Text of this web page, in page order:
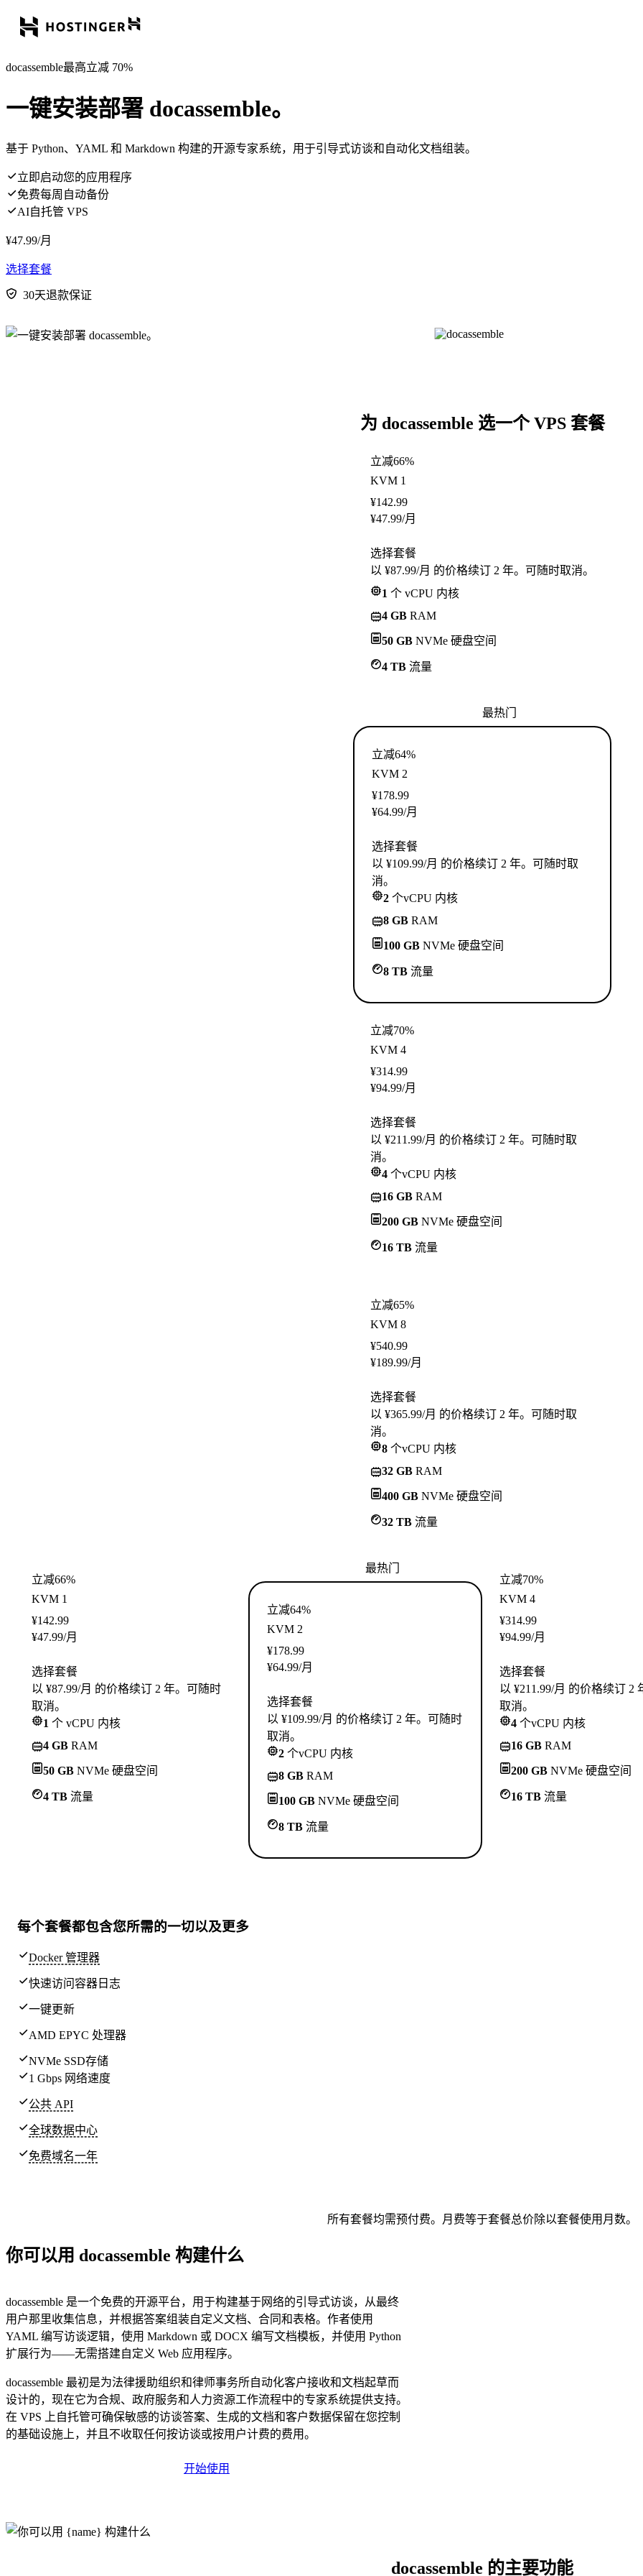
docassemble最高立减 70%
一键安装部署 docassemble。
基于 Python、YAML 和 Markdown 构建的开源专家系统，用于引导式访谈和自动化文档组装。
立即启动您的应用程序
免费每周自动备份
AI自托管 VPS
¥47.99/月
选择套餐
30天退款保证
为 docassemble 选一个 VPS 套餐
立减66%
KVM 1
¥142.99
¥47.99/月
选择套餐
以 ¥87.99/月 的价格续订 2 年。可随时取消。
1 个 vCPU 内核
4 GB RAM
50 GB NVMe 硬盘空间
4 TB 流量
最热门
立减64%
KVM 2
¥178.99
¥64.99/月
选择套餐
以 ¥109.99/月 的价格续订 2 年。可随时取
消。
2 个vCPU 内核
8 GB RAM
100 GB NVMe 硬盘空间
8 TB 流量
立减70%
KVM 4
¥314.99
¥94.99/月
选择套餐
以 ¥211.99/月 的价格续订 2 年。可随时取
消。
4 个vCPU 内核
16 GB RAM
200 GB NVMe 硬盘空间
16 TB 流量
立减65%
KVM 8
¥540.99
¥189.99/月
选择套餐
以 ¥365.99/月 的价格续订 2 年。可随时取
消。
8 个vCPU 内核
32 GB RAM
400 GB NVMe 硬盘空间
32 TB 流量
立减66%
KVM 1
¥142.99
¥47.99/月
选择套餐
以 ¥87.99/月 的价格续订 2 年。可随时
取消。
1 个 vCPU 内核
4 GB RAM
50 GB NVMe 硬盘空间
4 TB 流量
最热门
立减64%
KVM 2
¥178.99
¥64.99/月
选择套餐
以 ¥109.99/月 的价格续订 2 年。可随时
取消。
2 个vCPU 内核
8 GB RAM
100 GB NVMe 硬盘空间
8 TB 流量
立减70%
KVM 4
¥314.99
¥94.99/月
选择套餐
以 ¥211.99/月 的价格续订 2
取消。
4 个vCPU 内核
16 GB RAM
200 GB NVMe 硬盘空间
16 TB 流量
每个套餐都包含您所需的一切以及更多
Docker 管理器
快速访问容器日志
一键更新
AMD EPYC 处理器
NVMe SSD存储
1 Gbps 网络速度
公共 API
全球数据中心
免费域名一年
所有套餐均需预付费。月费等于套餐总价除以套餐使用月数。
你可以用 docassemble 构建什么
docassemble 是一个免费的开源平台，用于构建基于网络的引导式访谈，从最终
用户那里收集信息，并根据答案组装自定义文档、合同和表格。作者使用
YAML 编写访谈逻辑，使用 Markdown 或 DOCX 编写文档模板，并使用 Python
扩展行为——无需搭建自定义 Web 应用程序。
docassemble 最初是为法律援助组织和律师事务所自动化客户接收和文档起草而
设计的，现在它为合规、政府服务和人力资源工作流程中的专家系统提供支持。
在 VPS 上自托管可确保敏感的访谈答案、生成的文档和客户数据保留在您控制
的基础设施上，并且不收取任何按访谈或按用户计费的费用。
开始使用
docassemble 的主要功能